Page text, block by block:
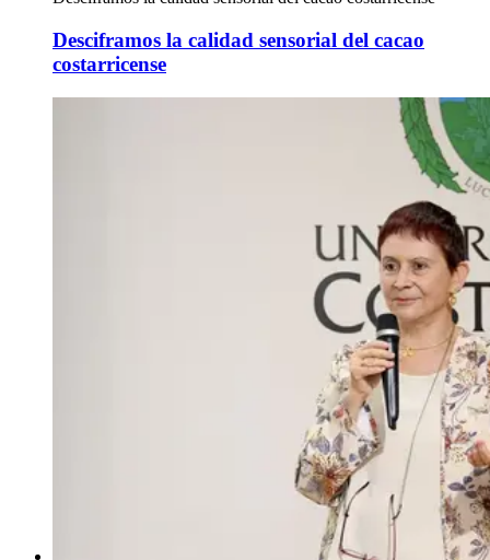
Desciframos la calidad sensorial del cacao
costarricense